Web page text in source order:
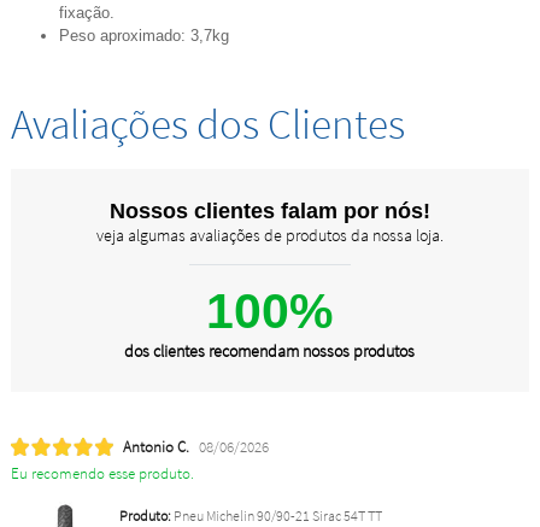
fixação.
Peso aproximado: 3,7kg
Avaliações dos Clientes
Nossos clientes falam por nós!
veja algumas avaliações de produtos da nossa loja.
100%
dos clientes recomendam nossos produtos
Antonio C. 08/06/2026
Eu recomendo esse produto.
Produto:Pneu Michelin 90/90-21 Sirac 54T TT